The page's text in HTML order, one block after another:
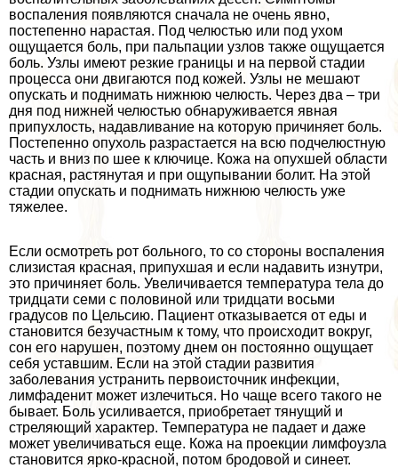
воспаления появляются сначала не очень явно,
постепенно нарастая. Под челюстью или под ухом
ощущается боль, при пальпации узлов также ощущается
боль. Узлы имеют резкие границы и на первой стадии
процесса они двигаются под кожей. Узлы не мешают
опускать и поднимать нижнюю челюсть. Через два – три
дня под нижней челюстью обнаруживается явная
припухлость, надавливание на которую причиняет боль.
Постепенно опухоль разрастается на всю подчелюстную
часть и вниз по шее к ключице. Кожа на опухшей области
красная, растянутая и при ощупывании болит. На этой
стадии опускать и поднимать нижнюю челюсть уже
тяжелее.
Если осмотреть рот больного, то со стороны воспаления
слизистая красная, припухшая и если надавить изнутри,
это причиняет боль. Увеличивается температура тела до
тридцати семи с половиной или тридцати восьми
градусов по Цельсию. Пациент отказывается от еды и
становится безучастным к тому, что происходит вокруг,
сон его нарушен, поэтому днем он постоянно ощущает
себя уставшим. Если на этой стадии развития
заболевания устранить первоисточник инфекции,
лимфаденит может излечиться. Но чаще всего такого не
бывает. Боль усиливается, приобретает тянущий и
стреляющий хаpaктер. Температура не падает и даже
может увеличиваться еще. Кожа на проекции лимфоузла
становится ярко-красной, потом бродовой и синеет.